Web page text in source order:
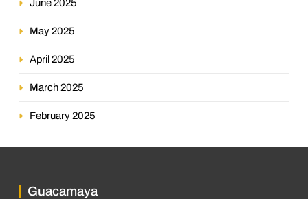
June 2025
May 2025
April 2025
March 2025
February 2025
Guacamaya